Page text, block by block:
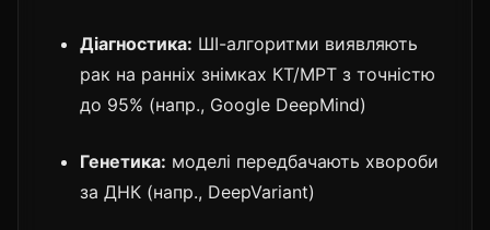
Діагностика: ШІ-алгоритми виявляють
рак на ранніх знімках КТ/МРТ з точністю
до 95% (напр., Google DeepMind)
Генетика: моделі передбачають хвороби
за ДНК (напр., DeepVariant)